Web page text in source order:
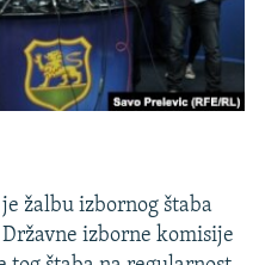
žalbu izbornog štaba
izborne komisije